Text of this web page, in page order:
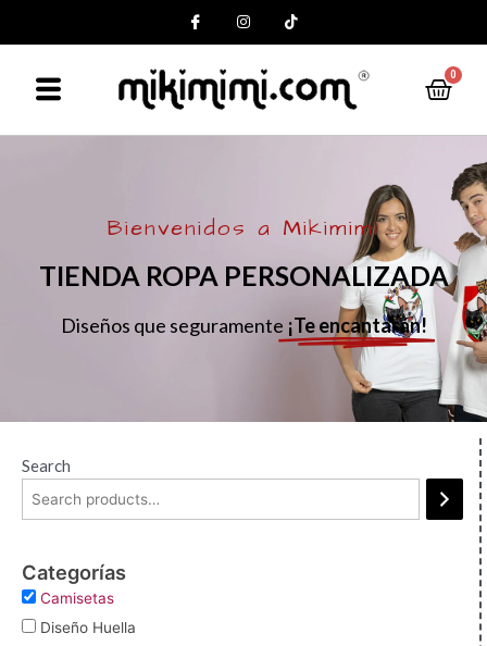
0
Bienvenidos a Mikimimi
TIENDA ROPA PERSONALIZADA
Diseños que seguramente ¡Te encantarán!
Search
Categorías
Camisetas
Diseño Huella